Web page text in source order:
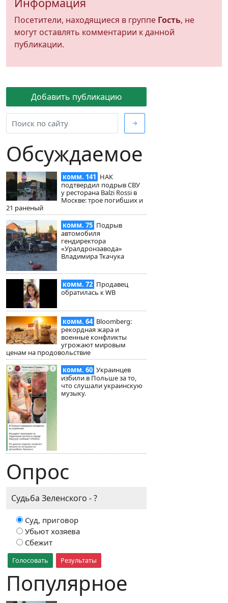
Добавить публикацию
→
Обсуждаемое
комм. 141 НАК
подтвердил подрыв СВУ
у ресторана Balzi Rossi в
Москве: трое погибших и
21 раненый
комм. 75 Подрыв
автомобиля
гендиректора
«Уралдронзавода»
Владимира Ткачука
комм. 72 Продавец
обратилась к WB
комм. 64 Bloomberg:
рекордная жара и
военные конфликты
угрожают мировым
ценам на продовольствие
комм. 60 Украинцев
избили в Польше за то,
что слушали украинскую
музыку.
Опрос
Судьба Зеленского - ?
Суд, приговор
Убьют хозяева
Сбежит
Голосовать Результаты
Популярное
Информация
Посетители, находящиеся в группе Гость, не
могут оставлять комментарии к данной
публикации.